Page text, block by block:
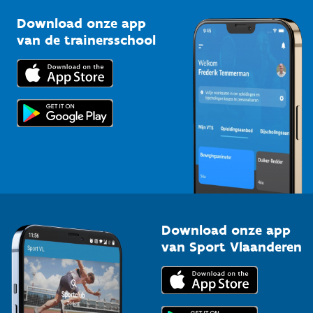
Bedrijven
Trainers en begeleiders
Topsporters
Kennisplatform
Downloads
Voor de pers
Download onze app
van de trainersschool
Download onze app
van Sport Vlaanderen